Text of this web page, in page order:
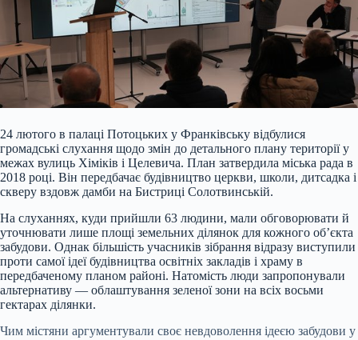
24 лютого в палаці Потоцьких у Франківську відбулися
громадські слухання щодо змін до детального плану території у
межах вулиць Хіміків і Целевича. План затвердила міська рада в
2018 році. Він передбачає будівництво церкви, школи, дитсадка і
скверу вздовж дамби на Бистриці Солотвинській.
На слуханнях, куди прийшли 63 людини, мали обговорювати й
уточнювати лише площі земельних ділянок для кожного об’єкта
забудови. Однак більшість учасників зібрання відразу виступили
проти самої ідеї будівництва освітніх закладів і храму в
передбаченому планом районі. Натомість люди запропонували
альтернативу — облаштування зеленої зони на всіх восьми
гектарах ділянки.
Чим містяни аргументували своє невдоволення ідеєю забудови у